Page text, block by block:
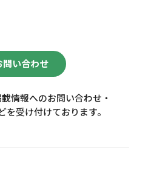
問い合わせ
情報へのお問い合わせ・
を受け付けております。